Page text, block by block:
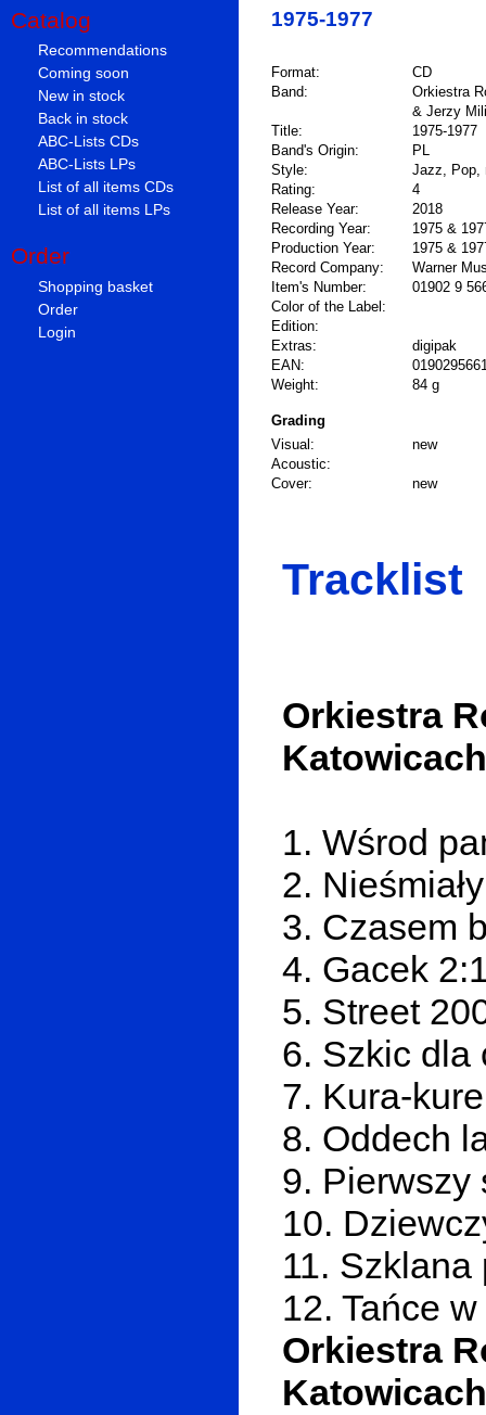
Catalog
Recommendations
Coming soon
New in stock
Back in stock
ABC-Lists CDs
ABC-Lists LPs
List of all items CDs
List of all items LPs
Order
Shopping basket
Order
Login
1975-1977
Format:
CD
Band:
Orkiestra
& Jerzy
Title:
1975-1977
Band's Origin:
PL
Style:
Jazz, Pop,
Rating:
4
Release Year:
2018
Recording Year:
1975 &
Production Year:
1975 &
Record Company:
Warner
Item's Number:
01902 9
Color of the Label:
Edition:
Extras:
digipak
EAN:
Weight:
84 g
Grading
Visual:
new
Acoustic:
Cover:
new
Tracklist
Orkiestra
1. Wśrod
2.
3. Czasem
4. Gacek
5. Street
6. Szkic dla
7. Kura-
8. Oddech
9. Pierwszy
10.
11. Szklana
12. Tańce
Orkiestra